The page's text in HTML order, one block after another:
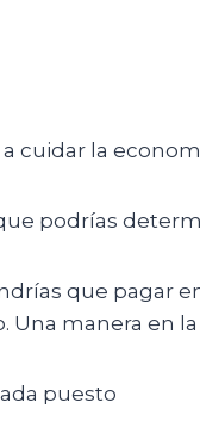
cuidar la
podrías
que pagar
Una manera en
puesto